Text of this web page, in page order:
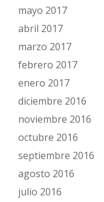
mayo 2017
abril 2017
marzo 2017
febrero 2017
enero 2017
diciembre 2016
noviembre 2016
octubre 2016
septiembre 2016
agosto 2016
julio 2016